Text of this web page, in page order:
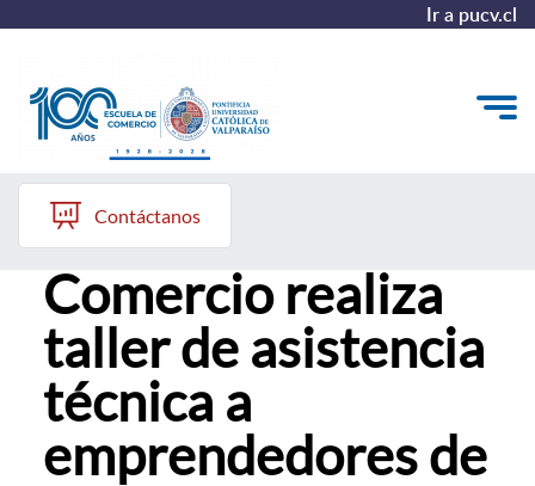
Ir a pucv.cl
Quiénes somos
Vinculación con el Medio
Formación Continua
Postgrados
Admisión
Contáctanos
Escuela de
Comercio realiza
taller de asistencia
técnica a
emprendedores de